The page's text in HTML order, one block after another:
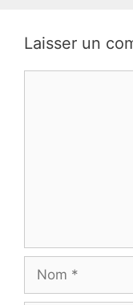
Laisser un